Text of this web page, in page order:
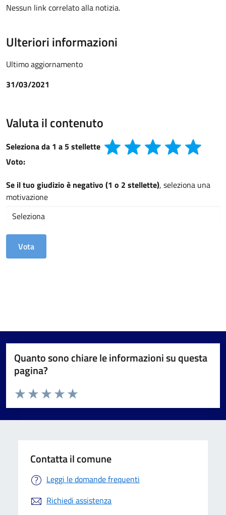
Nessun link correlato alla notizia.
Ulteriori informazioni
Ultimo aggiornamento
31/03/2021
Valuta il contenuto
Seleziona da 1 a 5 stellette
Voto:
Se il tuo giudizio è negativo (1 o 2 stellette), seleziona una
motivazione
Quanto sono chiare le informazioni su questa
pagina?
Valuta da 1 a 5 stelle la pagina
Valuta 5 stelle su 5
Valuta 4 stelle su 5
Valuta 3 stelle su 5
Valuta 2 stelle su 5
Valuta 1 stelle su 5
Contatta il comune
Leggi le domande frequenti
Richiedi assistenza